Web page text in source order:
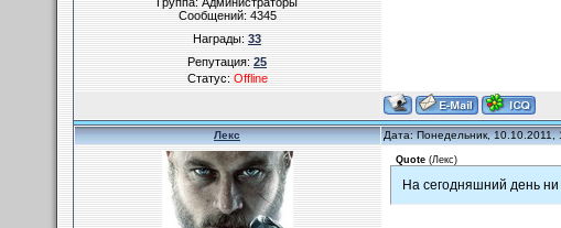
Сообщений:4345
Награды:33
Репутация:25
Статус:Offline
Лекс Дата: Понедельник,
Quote(Лекс)
На сегодняшний день ни